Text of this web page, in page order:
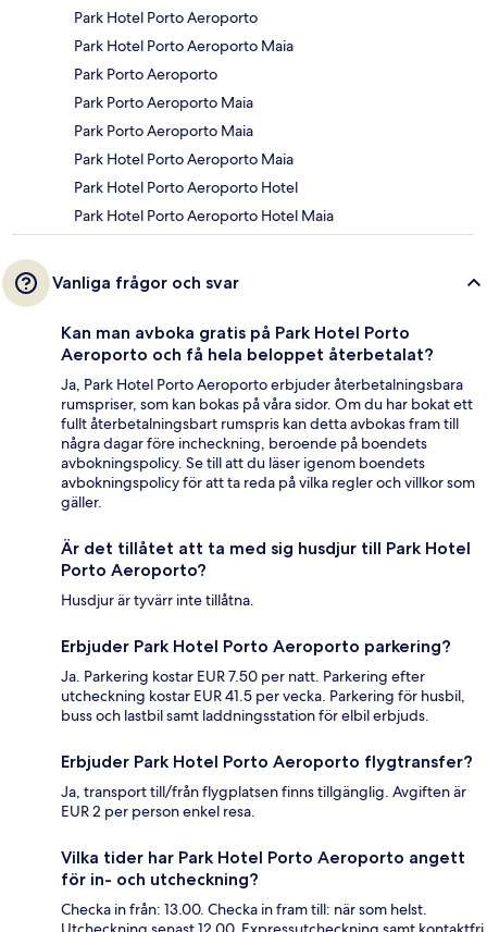
Park Hotel Porto Aeroporto
Park Hotel Porto Aeroporto Maia
Park Porto Aeroporto
Park Porto Aeroporto Maia
Park Porto Aeroporto Maia
Park Hotel Porto Aeroporto Maia
Park Hotel Porto Aeroporto Hotel
Park Hotel Porto Aeroporto Hotel Maia
Vanliga frågor och svar
Kan man avboka gratis på Park Hotel Porto
Aeroporto och få hela beloppet återbetalat?
Ja, Park Hotel Porto Aeroporto erbjuder återbetalningsbara
rumspriser, som kan bokas på våra sidor. Om du har bokat ett
fullt återbetalningsbart rumspris kan detta avbokas fram till
några dagar före incheckning, beroende på boendets
avbokningspolicy. Se till att du läser igenom boendets
avbokningspolicy för att ta reda på vilka regler och villkor som
gäller.
Är det tillåtet att ta med sig husdjur till Park Hotel
Porto Aeroporto?
Husdjur är tyvärr inte tillåtna.
Erbjuder Park Hotel Porto Aeroporto parkering?
Ja. Parkering kostar EUR 7.50 per natt. Parkering efter
utcheckning kostar EUR 41.5 per vecka. Parkering för husbil,
buss och lastbil samt laddningsstation för elbil erbjuds.
Erbjuder Park Hotel Porto Aeroporto flygtransfer?
Ja, transport till/från flygplatsen finns tillgänglig. Avgiften är
EUR 2 per person enkel resa.
Vilka tider har Park Hotel Porto Aeroporto angett
för in- och utcheckning?
Checka in från: 13.00. Checka in fram till: när som helst.